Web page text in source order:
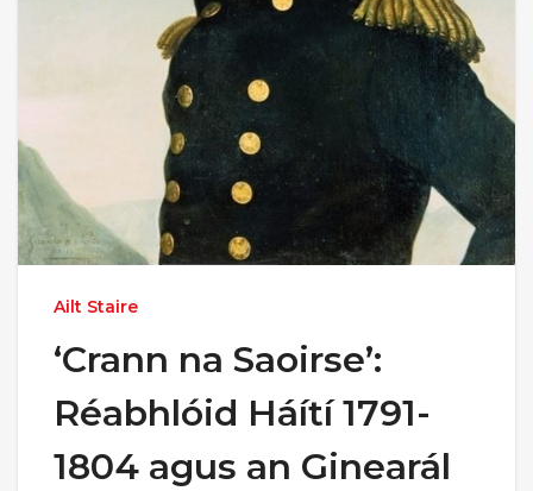
Ailt Staire
‘Crann na Saoirse’:
Réabhlóid Háítí 1791-
1804 agus an Ginearál